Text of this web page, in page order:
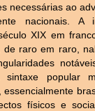
necessárias ao
nacionais. A
XIX em
raro em raro,
popular
físicos e